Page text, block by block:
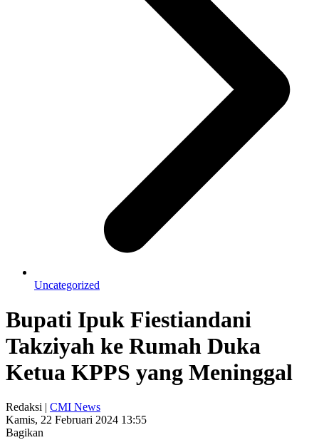
Uncategorized
Bupati Ipuk Fiestiandani
Takziyah ke Rumah Duka
Ketua KPPS yang Meninggal
Redaksi | CMI News
Kamis, 22 Februari 2024 13:55
Bagikan